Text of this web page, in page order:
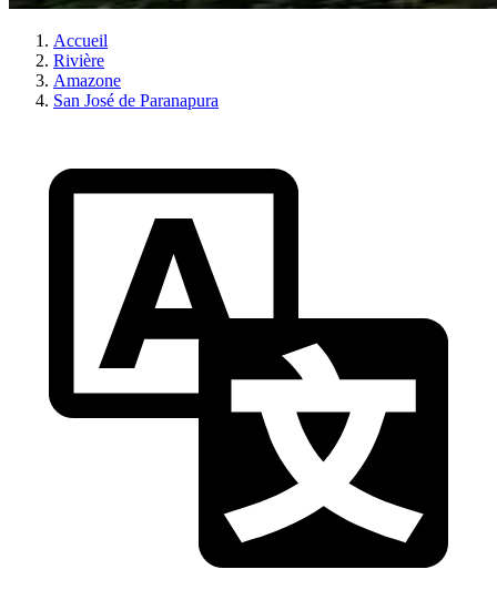
Accueil
Rivière
Amazone
San José de Paranapura